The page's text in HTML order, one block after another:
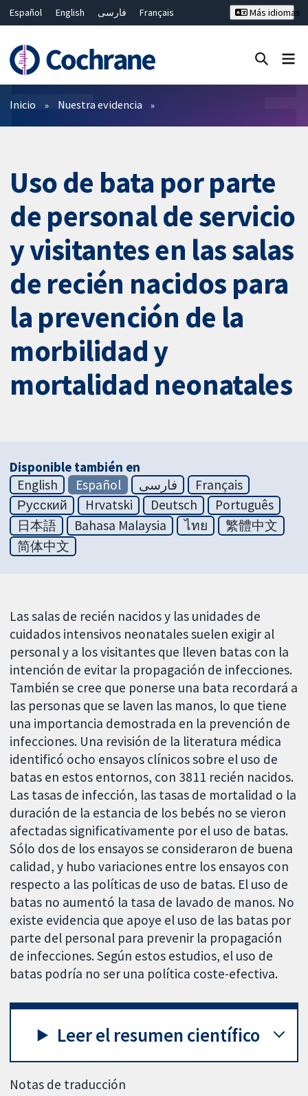
Español English فارسی
Français
Bahasa Malaysia
ไทย 繁體中文
Más idiomas
Filtros
Inicio Nuestra evidencia
Uso de bata por parte
de personal de servicio
y visitantes en las salas
de recién nacidos para
la prevención de la
morbilidad y
mortalidad neonatales
Disponible también en
English
Español فارسی
Français
Русский
Hrvatski Deutsch
Português
日本語
Bahasa Malaysia ไทย
繁體中文
简体中文
Las salas de recién nacidos y las unidades de
cuidados intensivos neonatales suelen exigir al
personal y a los visitantes que lleven batas con la
intención de evitar la propagación de infecciones.
También se cree que ponerse una bata recordará a
las personas que se laven las manos, lo que tiene
una importancia demostrada en la prevención de
infecciones. Una revisión de la literatura médica
identificó ocho ensayos clínicos sobre el uso de
batas en estos entornos, con 3811 recién nacidos.
Las tasas de infección, las tasas de mortalidad o la
duración de la estancia de los bebés no se vieron
afectadas significativamente por el uso de batas.
Sólo dos de los ensayos se consideraron de buena
calidad, y hubo variaciones entre los ensayos con
respecto a las políticas de uso de batas. El uso de
batas no aumentó la tasa de lavado de manos. No
existe evidencia que apoye el uso de las batas por
parte del personal para prevenir la propagación
de infecciones. Según estos estudios, el uso de
batas podría no ser una política coste-efectiva.
Leer el resumen científico
Notas de traducción